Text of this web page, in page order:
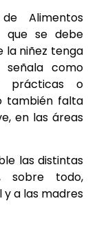
Alimentos
que se debe
la niñez tenga
como
prácticas o
también falta
en las áreas
las distintas
sobre todo,
a las madres